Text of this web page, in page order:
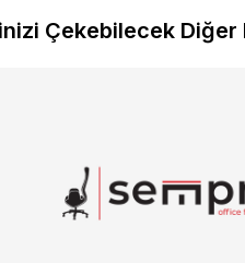
Çekebilecek Diğer